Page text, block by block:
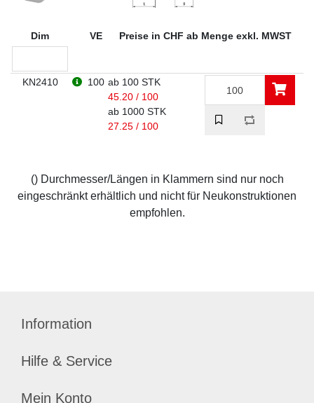
Dim VE Preise in CHF ab Menge exkl. MWST
KN2410 100 ab 100 STK
45.20 / 100
ab 1000 STK
27.25 / 100
() Durchmesser/Längen in Klammern sind nur noch
eingeschränkt erhältlich und nicht für Neukonstruktionen
empfohlen.
Information
Hilfe & Service
Mein Konto